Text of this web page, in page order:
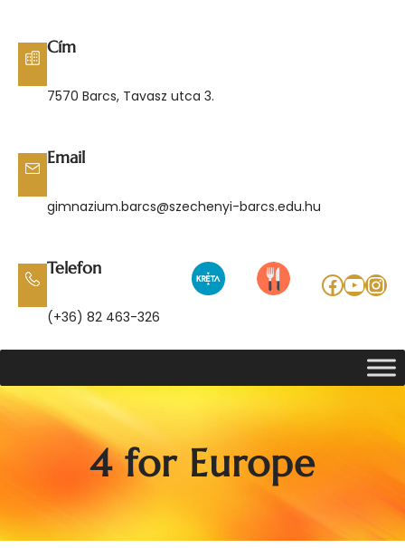
tartalomhoz
Cím
7570 Barcs, Tavasz utca 3.
Email
gimnazium.barcs@szechenyi-barcs.edu.hu
Telefon
(+36) 82 463-326
4 for Europe